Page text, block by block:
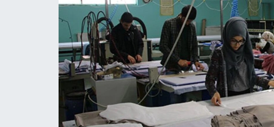
Haberde İnsan
Kültür Sanat
Magazin
Manşet Altı
Manşetler